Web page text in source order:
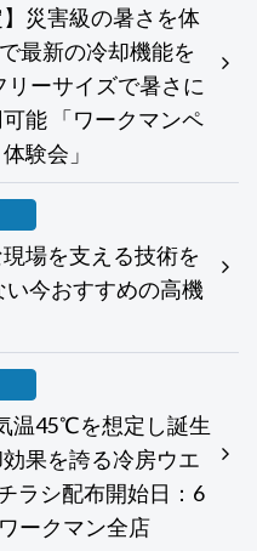
】災害級の暑さを体
最新の冷却機能を
リーサイズで暑さに
能 「ワークマンペ
験会」
場を支える技術を
今おすすめの高機
温45℃を想定し誕生
果を誇る冷房ウエ
ラシ配布開始日：6
ークマン全店